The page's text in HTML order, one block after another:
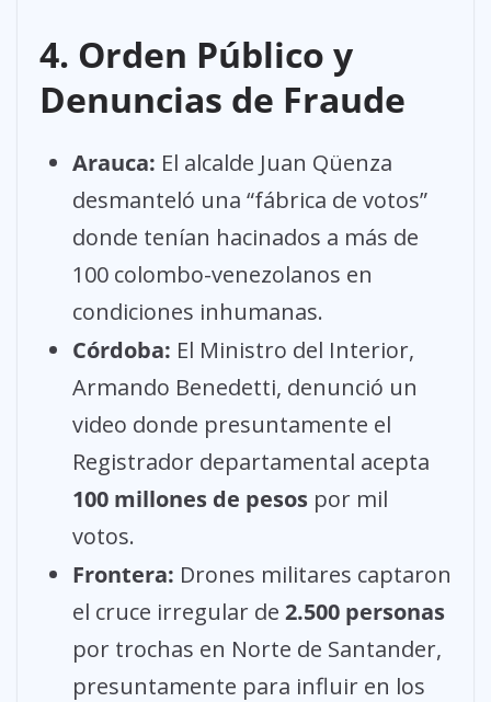
4. Orden Público y
Denuncias de Fraude
Arauca: El alcalde Juan Qüenza
desmanteló una “fábrica de votos”
donde tenían hacinados a más de
100 colombo-venezolanos en
condiciones inhumanas.
Córdoba: El Ministro del Interior,
Armando Benedetti, denunció un
video donde presuntamente el
Registrador departamental acepta
100 millones de pesos por mil
votos.
Frontera: Drones militares captaron
el cruce irregular de 2.500 personas
por trochas en Norte de Santander,
presuntamente para influir en los